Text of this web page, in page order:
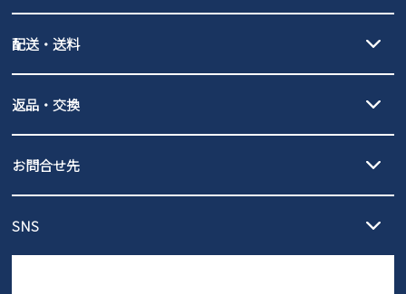
PayPay（オンライン決済）、代金引換のご利用が可能です。
配送・送料
北海道・本州・四国・九州…550円
3,980円（税込）以上お買い上げで送料無料
発送日・送料詳細については
ご利用ください。
全国一律…220円（税込）
発送日・送料詳細についてはご利用ガイドを
ご利用ください。
返品・交換
の片道無料サービスを実施中！
ントとしても安心してご利用いただけるよう、サイズ交換の受付期
お問合せ先
営業時間：11時～17時
SNS